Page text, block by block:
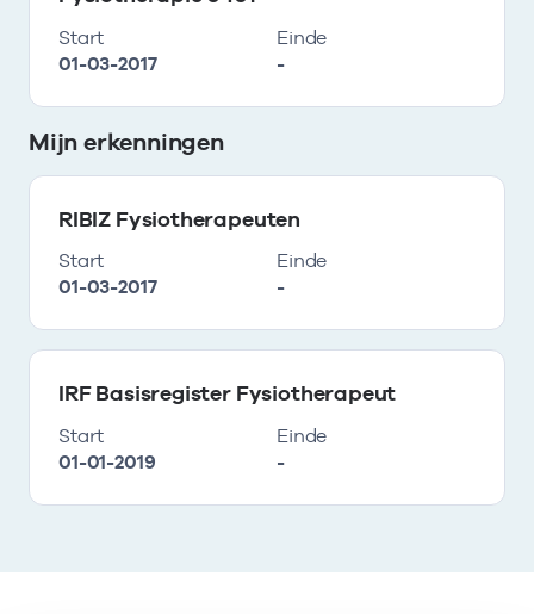
Start
01-03-2017
Einde
-
Mijn erkenningen
RIBIZ Fysiotherapeuten
Start
01-03-2017
Einde
-
IRF Basisregister Fysiotherapeut
Start
01-01-2019
Einde
-